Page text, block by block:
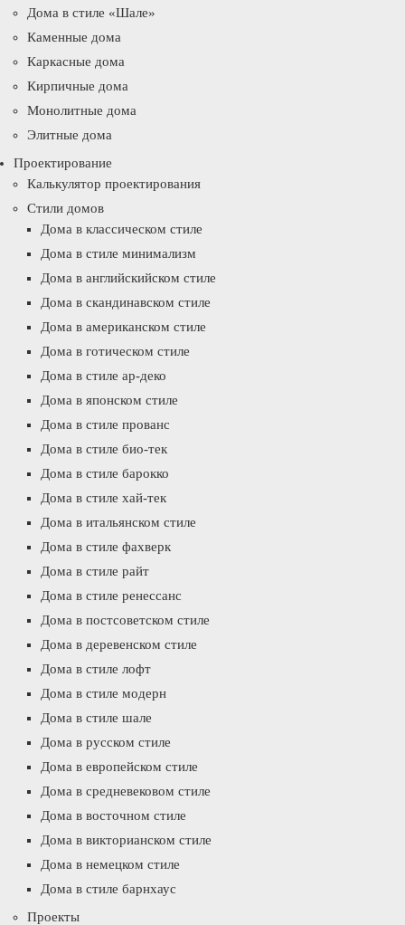
Дома в стиле «Шале»
Каменные дома
Каркасные дома
Кирпичные дома
Монолитные дома
Элитные дома
Проектирование
Калькулятор проектирования
Стили домов
Дома в классическом стиле
Дома в стиле минимализм
Дома в английскийском стиле
Дома в скандинавском стиле
Дома в американском стиле
Дома в готическом стиле
Дома в стиле ар-деко
Дома в японском стиле
Дома в стиле прованс
Дома в стиле био-тек
Дома в стиле барокко
Дома в стиле хай-тек
Дома в итальянском стиле
Дома в стиле фахверк
Дома в стиле райт
Дома в стиле ренессанс
Дома в постсоветском стиле
Дома в деревенском стиле
Дома в стиле лофт
Дома в стиле модерн
Дома в стиле шале
Дома в русском стиле
Дома в европейском стиле
Дома в средневековом стиле
Дома в восточном стиле
Дома в викторианском стиле
Дома в немецком стиле
Дома в стиле барнхаус
Проекты